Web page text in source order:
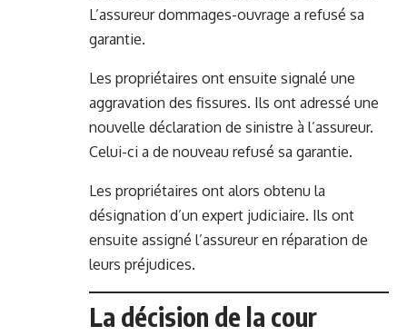
L’assureur dommages-ouvrage a refusé sa
garantie.
Les propriétaires ont ensuite signalé une
aggravation des fissures. Ils ont adressé une
nouvelle déclaration de sinistre à l’assureur.
Celui-ci a de nouveau refusé sa garantie.
Les propriétaires ont alors obtenu la
désignation d’un expert judiciaire. Ils ont
ensuite assigné l’assureur en réparation de
leurs préjudices.
La décision de la cour